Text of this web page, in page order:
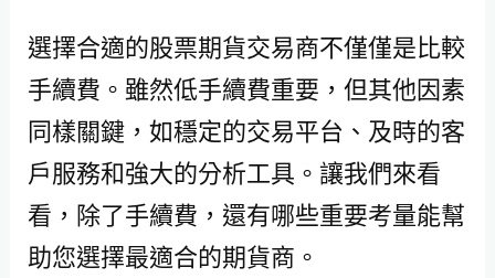
選擇合適的股票期貨交易商不僅僅是比較
手續費。雖然低手續費重要，但其他因素
同樣關鍵，如穩定的交易平台、及時的客
戶服務和強大的分析工具。讓我們來看
看，除了手續費，還有哪些重要考量能幫
助您選擇最適合的期貨商。